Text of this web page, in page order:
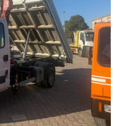
Può sollevare circa 210
OPEL; MAN; DAF;